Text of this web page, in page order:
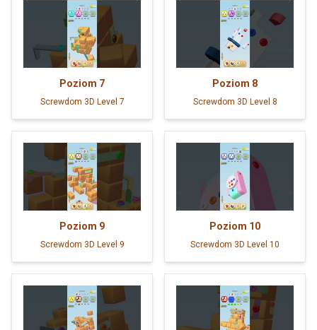
Poziom 7
Screwdom 3D Level 7
Poziom 8
Screwdom 3D Level 8
Poziom 9
Screwdom 3D Level 9
Poziom 10
Screwdom 3D Level 10